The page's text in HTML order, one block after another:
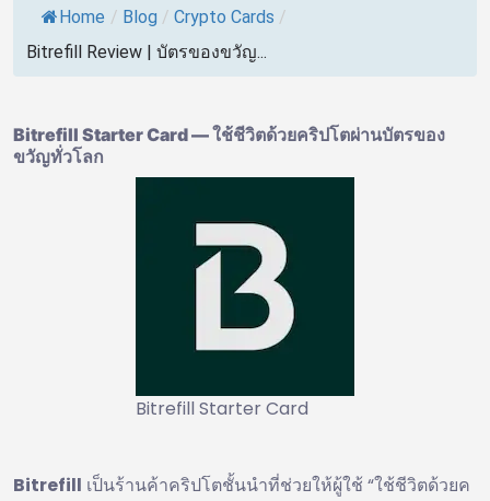
Home / Blog / Crypto Cards /
Bitrefill Review | บัตรของขวัญ...
Bitrefill Starter Card — ใช้ชีวิตด้วยคริปโตผ่านบัตรของ
ขวัญทั่วโลก
Bitrefill Starter Card
Bitrefill เป็นร้านค้าคริปโตชั้นนำที่ช่วยให้ผู้ใช้ “ใช้ชีวิตด้วยค